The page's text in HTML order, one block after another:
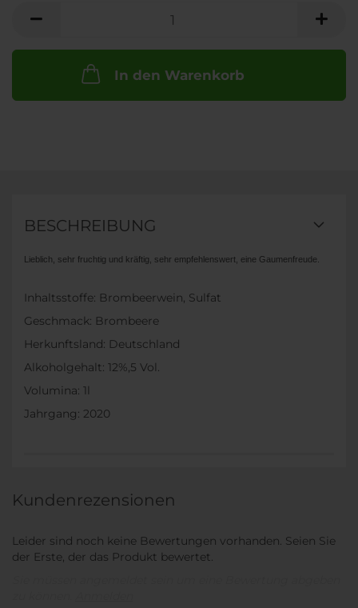
In den Warenkorb
BESCHREIBUNG
Lieblich, sehr fruchtig und kräftig, sehr empfehlenswert, eine Gaumenfreude.
Inhaltsstoffe: Brombeerwein, Sulfat
Geschmack: Brombeere
Herkunftsland: Deutschland
Alkoholgehalt: 12%,5 Vol.
Volumina: 1l
Jahrgang: 2020
Kundenrezensionen
Leider sind noch keine Bewertungen vorhanden. Seien Sie
der Erste, der das Produkt bewertet.